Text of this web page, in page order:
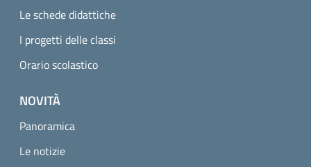
Le schede didattiche
I progetti delle classi
Orario scolastico
NOVITÀ
Panoramica
Le notizie